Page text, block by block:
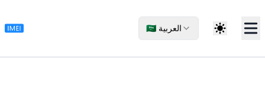
🇸🇦 العربية